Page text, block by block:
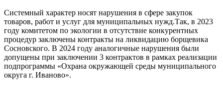
Системный характер носят нарушения в сфере закупок
товаров, работ и услуг для муниципальных нужд.Так, в 2023
году комитетом по экологии в отсутствие конкурентных
процедур заключены контракты на ликвидацию борщевика
Сосновского. В 2024 году аналогичные нарушения были
допущены при заключении 3 контрактов в рамках реализации
подпрограммы «Охрана окружающей среды муниципального
округа г. Иваново».